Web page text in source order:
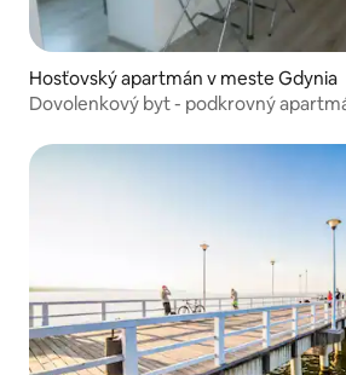
Hosťovský apartmán v meste Gdynia
Dovolenkový byt - podkrovný